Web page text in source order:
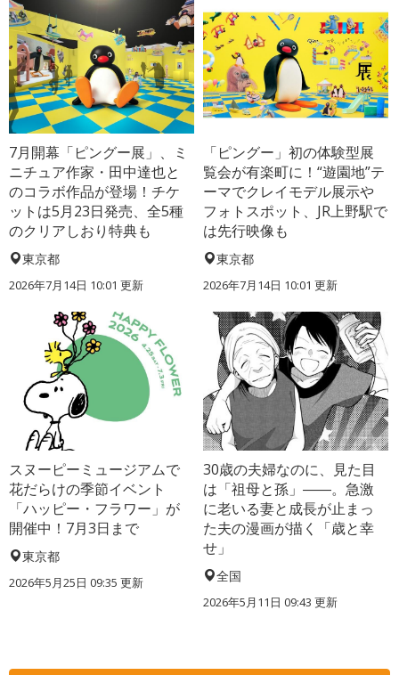
7月開幕「ピングー展」、ミ
ニチュア作家・田中達也と
のコラボ作品が登場！チケ
ットは5月23日発売、全5種
のクリアしおり特典も
東京都
2026年7月14日 10:01 更新
「ピングー」初の体験型展
覧会が有楽町に！“遊園地”テ
ーマでクレイモデル展示や
フォトスポット、JR上野駅で
は先行映像も
東京都
2026年7月14日 10:01 更新
スヌーピーミュージアムで
花だらけの季節イベント
「ハッピー・フラワー」が
開催中！7月3日まで
東京都
2026年5月25日 09:35 更新
30歳の夫婦なのに、見た目
は「祖母と孫」――。急激
に老いる妻と成長が止まっ
た夫の漫画が描く「歳と幸
せ」
全国
2026年5月11日 09:43 更新